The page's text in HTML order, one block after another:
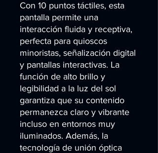
Con 10 puntos táctiles, esta
pantalla permite una
interacción fluida y receptiva,
perfecta para quioscos
minoristas, señalización digital
y pantallas interactivas. La
función de alto brillo y
legibilidad a la luz del sol
garantiza que su contenido
permanezca claro y vibrante
incluso en entornos muy
iluminados. Además, la
tecnología de unión óptica